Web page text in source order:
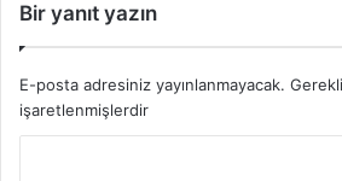
Bir yanıt yazın
E-posta adresiniz yayınlanmayacak.
işaretlenmişlerdir